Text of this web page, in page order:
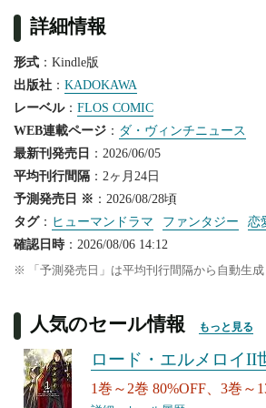
詳細情報
形式 ：Kindle版
出版社 ： KADOKAWA
レーベル： FLOS COMIC
WEB連載ページ ： ダ・ヴィンチニュース
最新刊発売日 ：2026/06/05
平均刊行間隔 ：2ヶ月24日
予測発売日 ※ ：2026/08/28頃
タグ： ヒューマンドラマ ファンタジー 恋
確認日時：2026/08/06 14:12
※ 「予測発売日」は平均刊行間隔から自動生
人気のセール情報 もっと見る
ロード・エルメロイII
1巻～2巻 80%OFF、3巻～